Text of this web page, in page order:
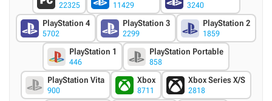
22325 11429 3240
PlayStation 4
5702
PlayStation 3
2299
PlayStation 2
1859
PlayStation 1
446
PlayStation Portable
858
PlayStation Vita
900
Xbox
8711
Xbox Series X/S
2818